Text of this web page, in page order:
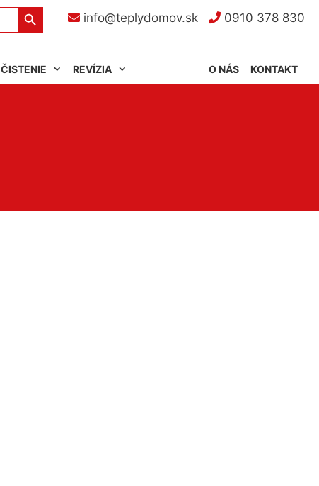
info@teplydomov.sk 0910 378 830
Search Button
ČISTENIE REVÍZIA KONTAKT
O NÁS